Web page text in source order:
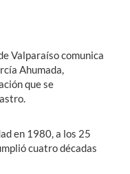
Valparaíso comunica
Ahumada,
que se
en 1980, a los 25
cuatro décadas